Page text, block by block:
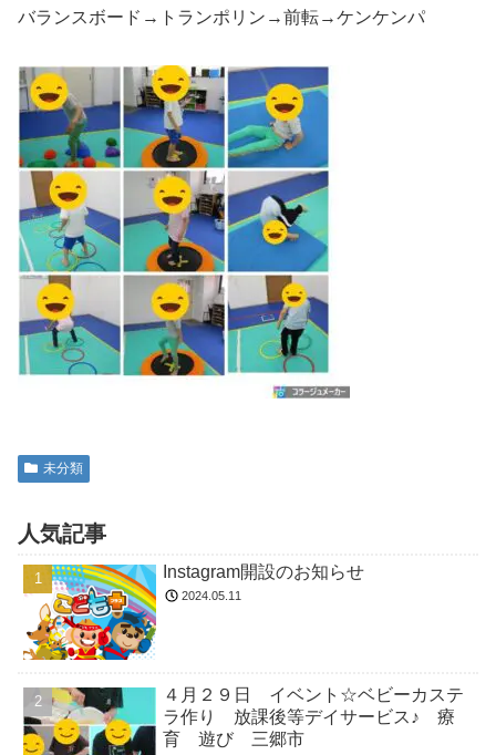
バランスボード→トランポリン→前転→ケンケンパ
未分類
人気記事
Instagram開設のお知らせ
2024.05.11
４月２９日 イベント☆ベビーカステ
ラ作り 放課後等デイサービス♪ 療
育 遊び 三郷市